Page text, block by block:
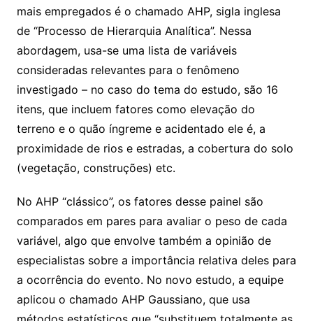
mais empregados é o chamado AHP, sigla inglesa
de “Processo de Hierarquia Analítica”. Nessa
abordagem, usa-se uma lista de variáveis
consideradas relevantes para o fenômeno
investigado – no caso do tema do estudo, são 16
itens, que incluem fatores como elevação do
terreno e o quão íngreme e acidentado ele é, a
proximidade de rios e estradas, a cobertura do solo
(vegetação, construções) etc.
No AHP “clássico”, os fatores desse painel são
comparados em pares para avaliar o peso de cada
variável, algo que envolve também a opinião de
especialistas sobre a importância relativa deles para
a ocorrência do evento. No novo estudo, a equipe
aplicou o chamado AHP Gaussiano, que usa